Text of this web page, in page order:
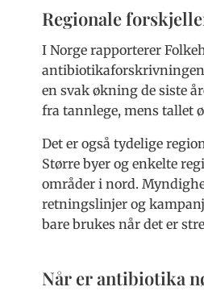
Regionale
I Norge rapporterer
antibiotikaforskrivningen
en svak økning de siste
fra tannlege, mens tallet
Det er også tydelige
Større byer og enkelte
områder i nord.
retningslinjer og
bare brukes når det er
Når er antibiotika